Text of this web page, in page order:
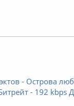
- Острова
- 192 kbps